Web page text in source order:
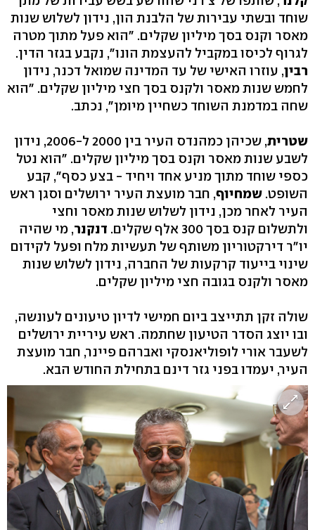
שוחד ובשתי עבירות של הלבנת הון, נידון לשלוש שנות
מאסר וקנס בסך מיליון שקלים. "הוא פעל מתוך מטרה
לגרוף לכיסו במקביל להעצמת הונו", נקבע בגזר הדין.
רבין, עוזרו האישי של עד המדינה שמואל דכנר, נידון
לחמש שנות מאסר ולקנס בסך חצי מיליון שקלים. "הוא
שחה במדמנת השוחד כשחיין מיומן", נכתב.
שטרית
, שכיהן כמהנדס העיר בין 2000 ל-2006, נידון
לשבע שנות מאסר וקנס בסך מיליון שקלים. "הוא נטל
כספי שוחד מתוך מניע אחד ויחיד - בצע כסף", קבע
השופט. שמחיוף, חבר מועצת העיר ירושלים וסגן ראש
העיר לאחר מכן, נידון לשלוש שנות מאסר וחצי
ולתשלום קנס בסך 300 אלף שקלים.
דנקנר, מי שהיה
יו"ר דירקטוריון משותף של תעשיות מלח ופעל לקידום
שינוי בייעוד קרקעות של החברה, נידון לשלוש שנות
מאסר ולקנס בגובה חצי מיליון שקלים.
שולה זקן תתייצב ביום חמישי לדיון טיעונים לעונשה,
ובו יוצג הסדר הטיעון שחתמה. ראש עיריית ירושלים
לשעבר אורי לופוליאנסקי ואברהם פיינר, חבר מועצת
העיר, יעמדו בפני גזר דינם בתחילת החודש הבא.